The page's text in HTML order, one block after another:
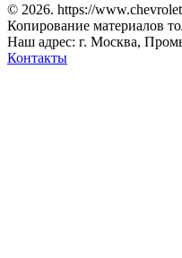
© 2026. https://
Копирование материалов
Наш адрес: г. Москва,
Контакты